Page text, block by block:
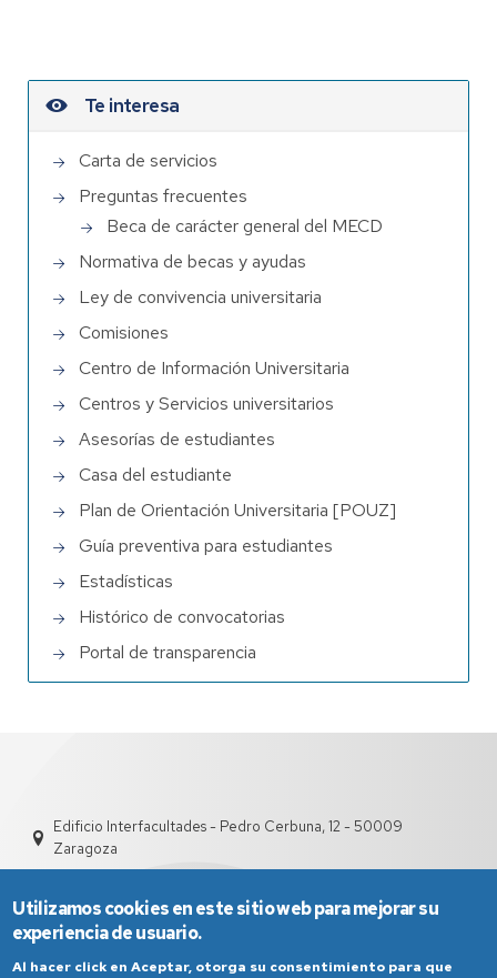
Te interesa
Carta de servicios
Preguntas frecuentes
Beca de carácter general del MECD
Normativa de becas y ayudas
Ley de convivencia universitaria
Comisiones
Centro de Información Universitaria
Centros y Servicios universitarios
Asesorías de estudiantes
Casa del estudiante
Plan de Orientación Universitaria [POUZ]
Guía preventiva para estudiantes
Estadísticas
Histórico de convocatorias
Portal de transparencia
Edificio Interfacultades - Pedro Cerbuna, 12 - 50009
Zaragoza
Utilizamos cookies en este sitio web para mejorar su
experiencia de usuario.
Al hacer click en Aceptar, otorga su consentimiento para que